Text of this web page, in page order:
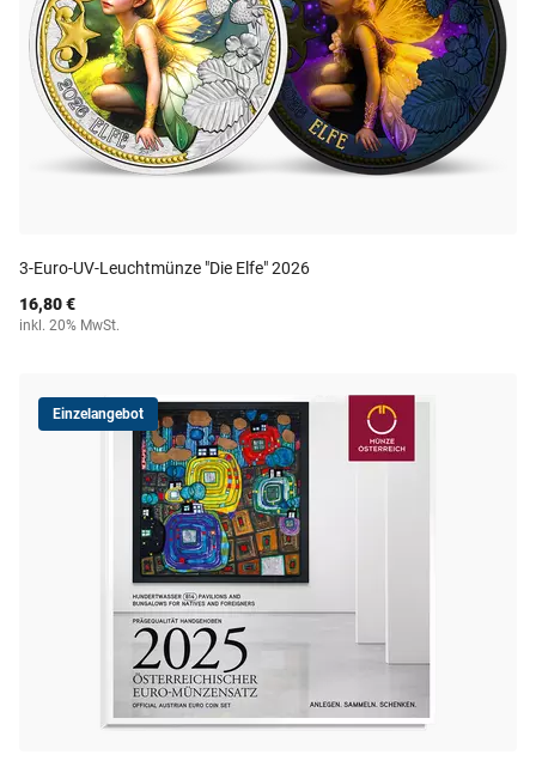
3-Euro-UV-Leuchtmünze "Die Elfe" 2026
16,80 €
inkl. 20% MwSt.
Einzelangebot